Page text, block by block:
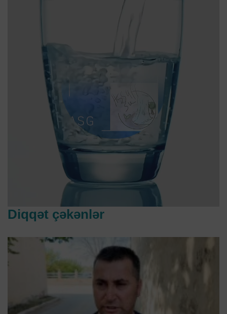
Diqqət çəkənlər